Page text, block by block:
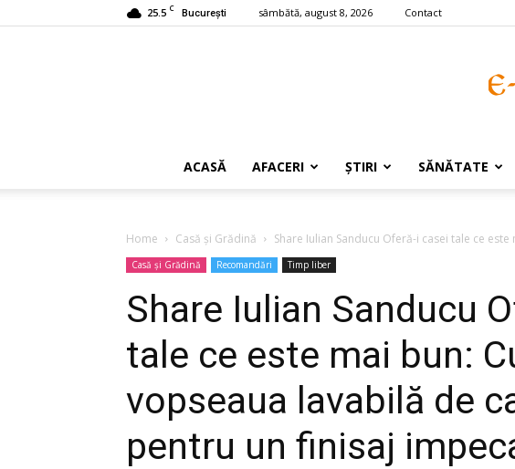
25.5 C București sâmbătă, august 8, 2026 Contact
ACASĂ AFACERI ȘTIRI SĂNĂTATE
Home Casă și Grădină Share Iulian Sanducu Oferă-i casei tale ce este
Casă și Grădină Recomandări Timp liber
Share Iulian Sanducu
tale ce este mai bun:
vopseaua lavabilă de
pentru un finisaj